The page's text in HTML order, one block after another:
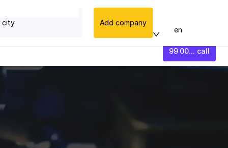
city Add company
en
99 00... call